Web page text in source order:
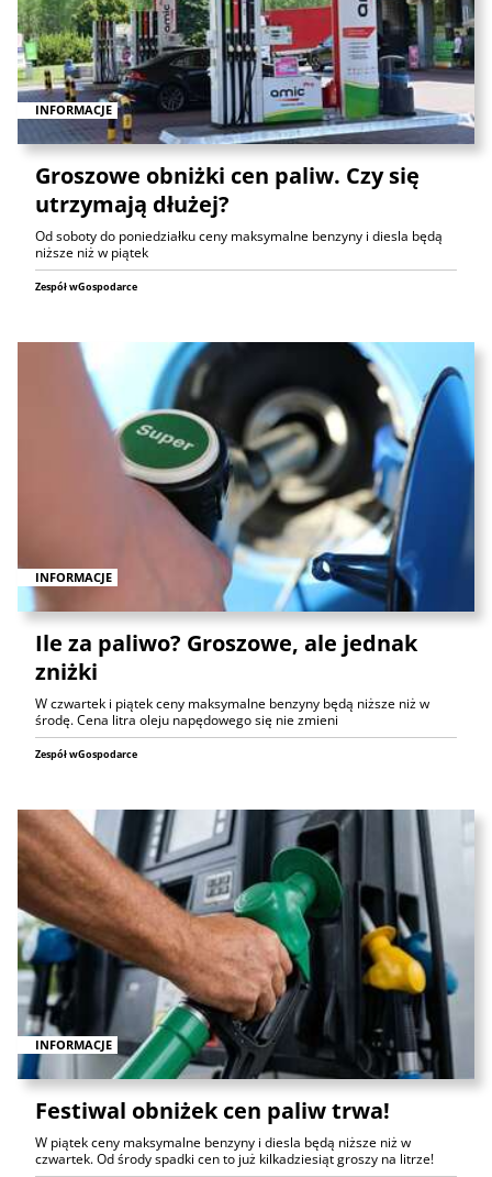
INFORMACJE
Groszowe obniżki cen paliw. Czy się
utrzymają dłużej?
Od soboty do poniedziałku ceny maksymalne benzyny i diesla będą
niższe niż w piątek
Zespół wGospodarce
INFORMACJE
Ile za paliwo? Groszowe, ale jednak
zniżki
W czwartek i piątek ceny maksymalne benzyny będą niższe niż w
środę. Cena litra oleju napędowego się nie zmieni
Zespół wGospodarce
INFORMACJE
Festiwal obniżek cen paliw trwa!
W piątek ceny maksymalne benzyny i diesla będą niższe niż w
czwartek. Od środy spadki cen to już kilkadziesiąt groszy na litrze!